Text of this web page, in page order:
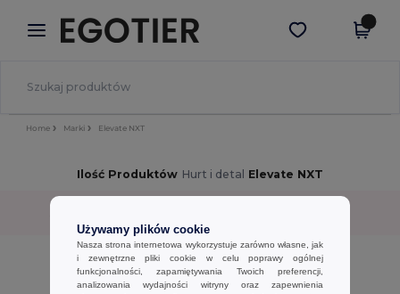
× Aplikacja Egotier
Lepsze ceny w aplikacji!
Pobierz app
Home Marki Elevate NXT
Ilość Produktów Hurt i detal Elevate NXT
No results.
No results.
Używamy plików cookie
Nasza strona internetowa wykorzystuje zarówno własne, jak
i zewnętrzne pliki cookie w celu poprawy ogólnej
funkcjonalności, zapamiętywania Twoich preferencji,
analizowania wydajności witryny oraz zapewnienia